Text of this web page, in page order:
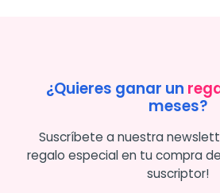
¿Quieres ganar un
meses?
Suscríbete a nuestra
regalo especial en tu compra
suscriptor!